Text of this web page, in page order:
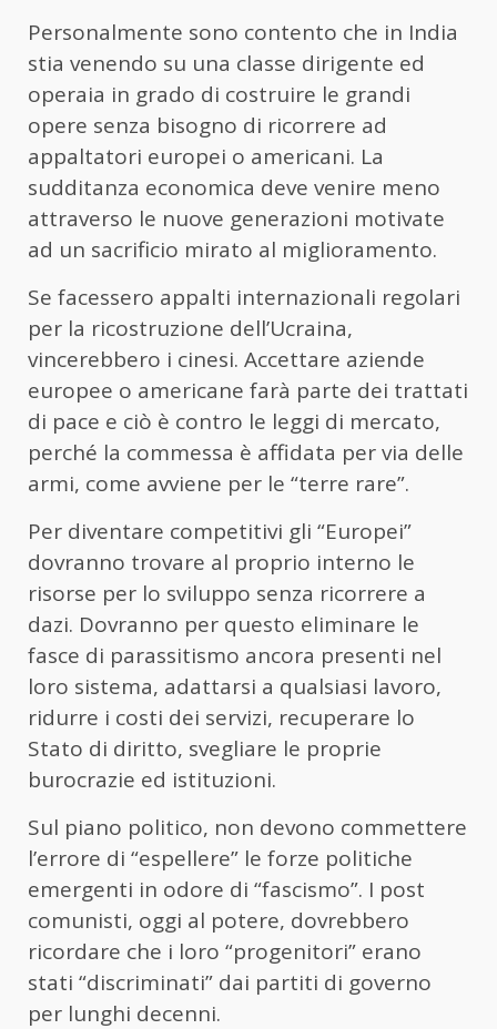
Personalmente sono contento che in India
stia venendo su una classe dirigente ed
operaia in grado di costruire le grandi
opere senza bisogno di ricorrere ad
appaltatori europei o americani. La
sudditanza economica deve venire meno
attraverso le nuove generazioni motivate
ad un sacrificio mirato al miglioramento.
Se facessero appalti internazionali regolari
per la ricostruzione dell’Ucraina,
vincerebbero i cinesi. Accettare aziende
europee o americane farà parte dei trattati
di pace e ciò è contro le leggi di mercato,
perché la commessa è affidata per via delle
armi, come avviene per le “terre rare”.
Per diventare competitivi gli “Europei”
dovranno trovare al proprio interno le
risorse per lo sviluppo senza ricorrere a
dazi. Dovranno per questo eliminare le
fasce di parassitismo ancora presenti nel
loro sistema, adattarsi a qualsiasi lavoro,
ridurre i costi dei servizi, recuperare lo
Stato di diritto, svegliare le proprie
burocrazie ed istituzioni.
Sul piano politico, non devono commettere
l’errore di “espellere” le forze politiche
emergenti in odore di “fascismo”. I post
comunisti, oggi al potere, dovrebbero
ricordare che i loro “progenitori” erano
stati “discriminati” dai partiti di governo
per lunghi decenni.